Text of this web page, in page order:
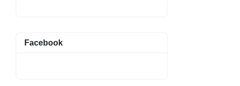
Facebook